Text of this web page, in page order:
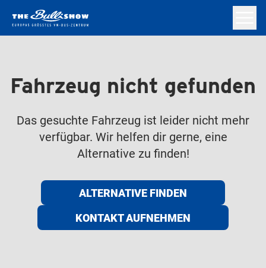
Fahrzeug nicht gefunden
Das gesuchte Fahrzeug ist leider nicht mehr
verfügbar. Wir helfen dir gerne, eine
Alternative zu finden!
ALTERNATIVE FINDEN
KONTAKT AUFNEHMEN